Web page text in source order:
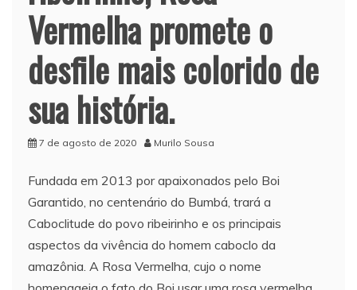
Vermelha promete o
desfile mais colorido de
sua história.
7 de agosto de 2020 Murilo Sousa
Fundada em 2013 por apaixonados pelo Boi
Garantido, no centenário do Bumbá, trará a
Caboclitude do povo ribeirinho e os principais
aspectos da vivência do homem caboclo da
amazônia. A Rosa Vermelha, cujo o nome